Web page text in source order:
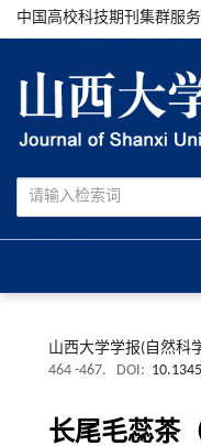
中国高校科技期刊集群服
山西大学学报(自然科
464 -467.
DOI:
长尾毛蕊茶